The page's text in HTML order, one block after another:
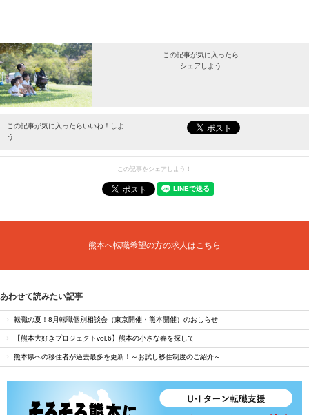
この記事が気に入ったら
シェアしよう
最新情報をお届けします。
この記事が気に入ったらいいね！しよ
う
この記事をシェアしよう！
熊本へ転職希望の方の求人はこちら
あわせて読みたい記事
転職の夏！8月転職個別相談会（東京開催・熊本開催）のおしらせ
【熊本大好きプロジェクトvol.6】熊本の小さな春を探して
熊本県への移住者が過去最多を更新！～お試し移住制度のご紹介～